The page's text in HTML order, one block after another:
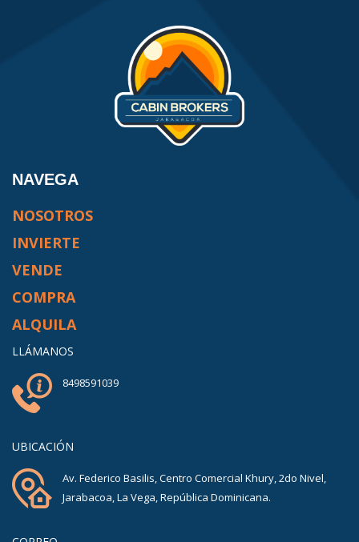
NAVEGA
NOSOTROS
INVIERTE
VENDE
COMPRA
ALQUILA
LLÁMANOS
8498591039
UBICACIÓN
Av. Federico Basilis, Centro Comercial Khury, 2do Nivel,
Jarabacoa, La Vega, República Dominicana.